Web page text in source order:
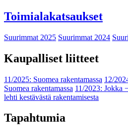
Toimialakatsaukset
Suurimmat 2025 Suurimmat 2024
Kaupalliset liitteet
11/2025: Suomea rakentamassa 12/
Suomea rakentamassa 11/2023: Jokka
lehti kestävästä rakentamisesta
Tapahtumia